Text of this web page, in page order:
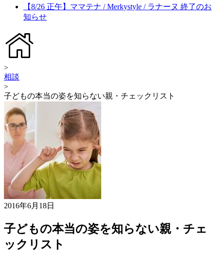
【8/26 正午】ママテナ / Merkystyle / ラナーヌ 終了のお
知らせ
>
相談
>
子どもの本当の姿を知らない親・チェックリスト
2016年6月18日
子どもの本当の姿を知らない親・チェ
ックリスト